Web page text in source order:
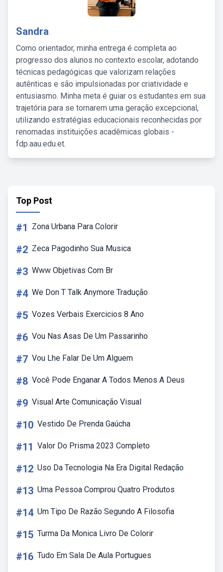
Sandra
Como orientador, minha entrega é completa ao
progresso dos alunos no contexto escolar, adotando
técnicas pedagógicas que valorizam relações
autênticas e são impulsionadas por criatividade e
entusiasmo. Minha meta é guiar os estudantes em sua
trajetória para se tornarem uma geração excepcional,
utilizando estratégias educacionais reconhecidas por
renomadas instituições acadêmicas globais -
fdp.aau.edu.et.
Top Post
#1 Zona Urbana Para Colorir
#2 Zeca Pagodinho Sua Musica
#3 Www Objetivas Com Br
#4 We Don T Talk Anymore Tradução
#5 Vozes Verbais Exercicios 8 Ano
#6 Vou Nas Asas De Um Passarinho
#7 Vou Lhe Falar De Um Alguem
#8 Você Pode Enganar A Todos Menos A Deus
#9 Visual Arte Comunicação Visual
#10 Vestido De Prenda Gaúcha
#11 Valor Do Prisma 2023 Completo
#12 Uso Da Tecnologia Na Era Digital Redação
#13 Uma Pessoa Comprou Quatro Produtos
#14 Um Tipo De Razão Segundo A Filosofia
#15 Turma Da Monica Livro De Colorir
#16 Tudo Em Sala De Aula Portugues